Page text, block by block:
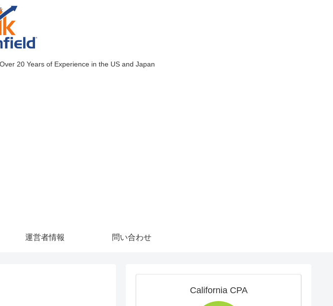
20 Years of Experience in the US and Japan
運営者情報 問い合わせ
California CPA